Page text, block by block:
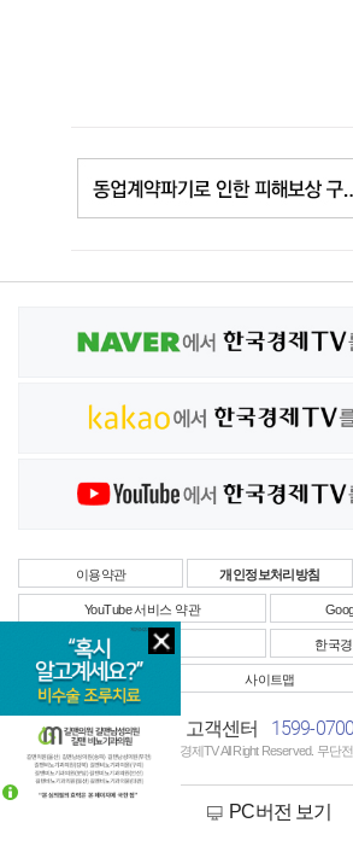
이용약관 개인정보처리방침
YouTube 서비스 약관
사업자정보 한국
사이트맵
고객센터 1599-0700
Copyright © 한국경제TV All Right Reserved. 무단
PC버전 보기